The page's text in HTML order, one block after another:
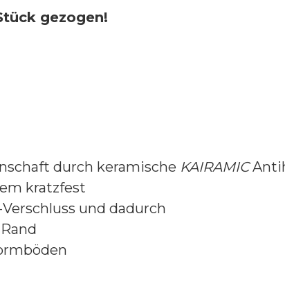
gezogen!
durch keramische KAIRAMIC
kratzfest
und dadurch